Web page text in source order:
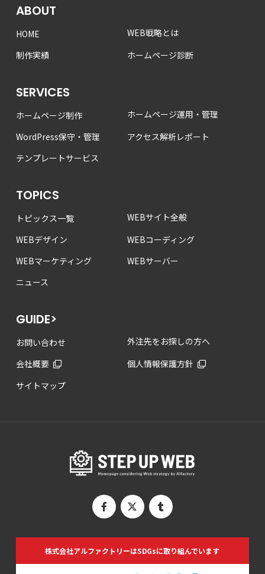
ABOUT
HOME
WEB戦略とは
制作実績
ホームページ診断
SERVICES
ホームページ制作
ホームページ運用・管理
WordPress保守・管理
アクセス解析レポート
テンプレートサービス
TOPICS
トピックス一覧
WEBサイト全般
WEBデザイン
WEBコーディング
WEBマーケティング
WEBサーバー
ニュース
GUIDE>
お問い合わせ
外注先をお探しの方へ
会社概要
個人情報保護方針
サイトマップ
株式会社アルファクトリーはSDGsに取り組んでいます